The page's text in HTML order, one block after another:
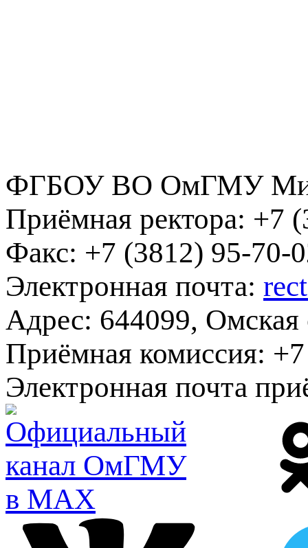
ФГБОУ ВО ОмГМУ
Приёмная ректора: +7
Факс: +7 (3812) 95-70-
Электронная почта:
Адрес: 644099, Омская
Приёмная комиссия:
Электронная почта